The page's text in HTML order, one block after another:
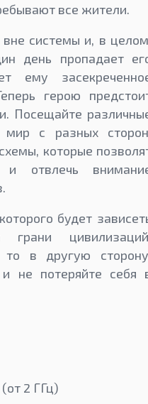
все жители.
системы и, в
день пропадает
ему
герою
Посещайте
с разных
которые
и отвлечь
будет
то в другую
не потеряйте себя
2 ГГц)